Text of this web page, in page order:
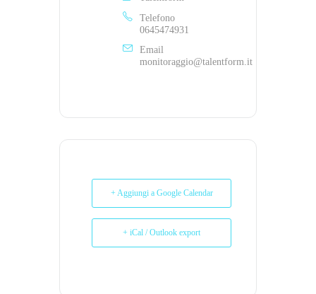
Telefono
0645474931
Email
monitoraggio@talentform.it
+ Aggiungi a Google Calendar
+ iCal / Outlook export